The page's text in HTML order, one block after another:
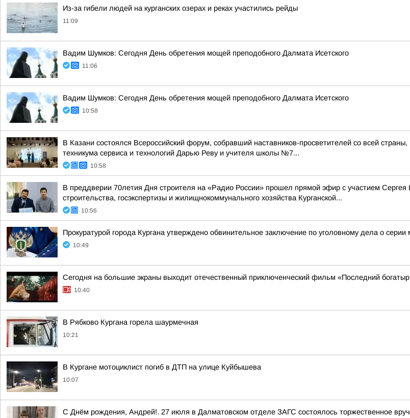
Из-за гибели людей на курганских озерах и реках участились рейды
11:09
Вадим Шумков: Сегодня День обретения мощей преподобного Далмата Исетского
11:06
Вадим Шумков: Сегодня День обретения мощей преподобного Далмата Исетского
10:58
В Казани состоялся Всероссийский форум, собравший наставников-просветителей со всей
техникума сервиса и технологий Дарью Реву и учителя школы №7...
10:58
В преддверии 70летия Дня строителя на «Радио России» прошел прямой эфир с участием
строительства, госэкспертизы и жилищнокоммунального хозяйства Курганской...
10:56
Прокуратурой города Кургана утверждено обвинительное заключение по уголовному дела о
10:49
Сегодня на большие экраны выходит отечественный приключенческий фильм «Последний
10:40
В Рябково Кургана горела шаурмечная
10:21
В Кургане мотоциклист погиб в ДТП на улице Куйбышева
10:07
С Днём рождения, Андрей!. 27 июля в Далматовском отделе ЗАГС состоялось торжественное